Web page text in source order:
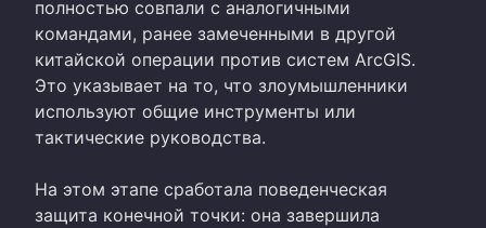
полностью совпали с аналогичными
командами, ранее замеченными в другой
китайской операции против систем ArcGIS.
Это указывает на то, что злоумышленники
используют общие инструменты или
тактические руководства.
На этом этапе сработала поведенческая
защита конечной точки: она завершила